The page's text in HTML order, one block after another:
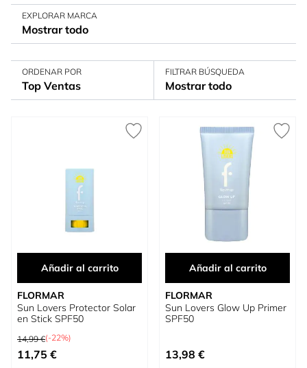
EXPLORAR MARCA
Mostrar todo
ORDENAR POR
Top Ventas
FILTRAR BÚSQUEDA
Mostrar todo
Añadir al carrito
FLORMAR
Sun Lovers Protector Solar
en Stick SPF50
Precio habitual
14,99 €(-22%)
Precio especial
11,75 €
Añadir al carrito
FLORMAR
Sun Lovers Glow Up Primer
SPF50
13,98 €